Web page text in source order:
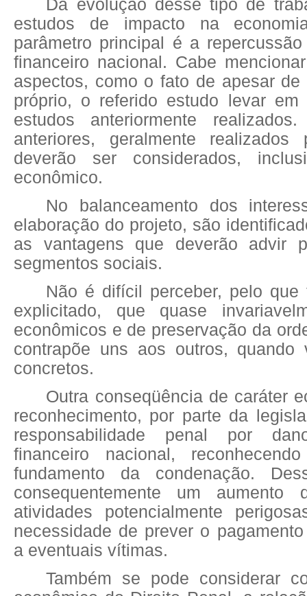
Da evolução desse tipo de
estudos de impacto na
parâmetro principal é a
financeiro nacional. Cabe
aspectos, como o fato de apesar de
próprio, o referido estudo levar em
estudos anteriormente
anteriores, geralmente realizados
deverão ser considerados,
econômico.
No balanceamento dos
elaboração do projeto, são
as vantagens que deverão advir
segmentos sociais.
Não é difícil perceber, pelo que
explicitado, que quase
econômicos e de preservação da
contrapõe uns aos outros, quando
concretos.
Outra conseqüência de caráter
reconhecimento, por parte da
responsabilidade penal por
financeiro nacional,
fundamento da condenação.
consequentemente um aumento
atividades potencialmente
necessidade de prever o
a eventuais vítimas.
Também se pode considerar